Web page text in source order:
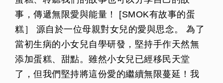
事，傳遞無限愛與能量！ [SMOK有故事的蛋
糕］ 源自於一位母親對女兒的愛與思念。 為了
當初生病的小女兒自學研發，堅持手作天然無
添加蛋糕、甜點。雖然小女兒已經移民天堂
了，但我們堅持將這份愛的繼續無限蔓延！我